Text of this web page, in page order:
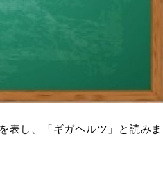
表し、「ギガヘルツ」と読みま